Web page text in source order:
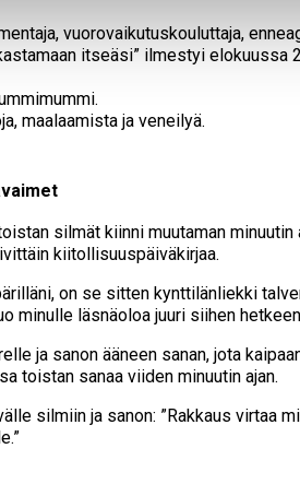
vuorovaikutuskouluttaja,
itseäsi” ilmestyi elokuussa
maalaamista ja veneilyä.
silmät kiinni muutaman minuutin
kiitollisuuspäiväkirjaa.
on se sitten kynttilänliekki
minulle läsnäoloa juuri siihen
ja sanon ääneen sanan, jota
toistan sanaa viiden minuutin ajan.
silmiin ja sanon: ”Rakkaus virtaa